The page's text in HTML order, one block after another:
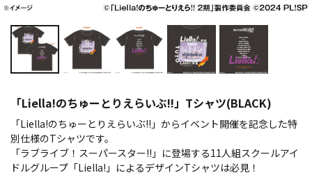
「Liella!のちゅーとりえらいぶ!!」Tシャツ(BLACK)
「Liella!のちゅーとりえらいぶ!!」からイベント開催を記念した特
別仕様のTシャツです。
「ラブライブ！スーパースター!!」に登場する11人組スクールアイ
ドルグループ「Liella!」によるデザインTシャツは必見！